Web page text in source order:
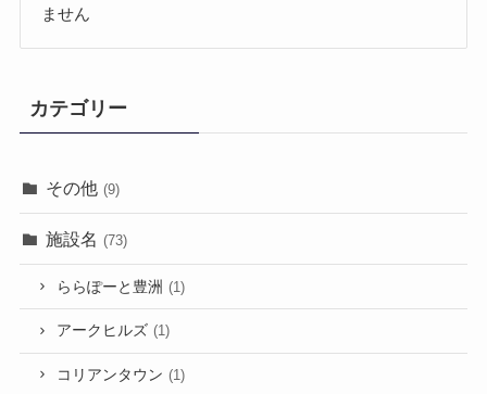
ません
カテゴリー
その他 (9)
施設名 (73)
ららぽーと豊洲 (1)
アークヒルズ (1)
コリアンタウン (1)